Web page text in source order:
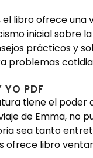
el libro ofrece
inicial sobre
prácticos y
problemas
YO PDF
tiene el poder
de Emma, no
sea tanto
ofrece libro